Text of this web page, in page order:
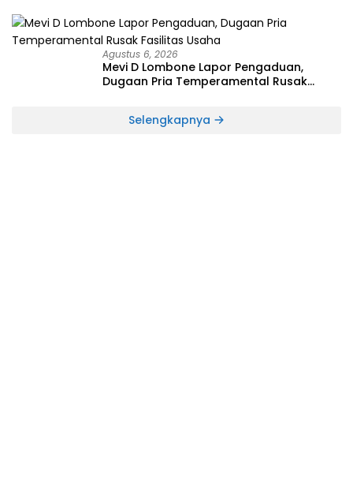
Agustus 6, 2026
Mevi D Lombone Lapor Pengaduan,
Dugaan Pria Temperamental Rusak
Selengkapnya